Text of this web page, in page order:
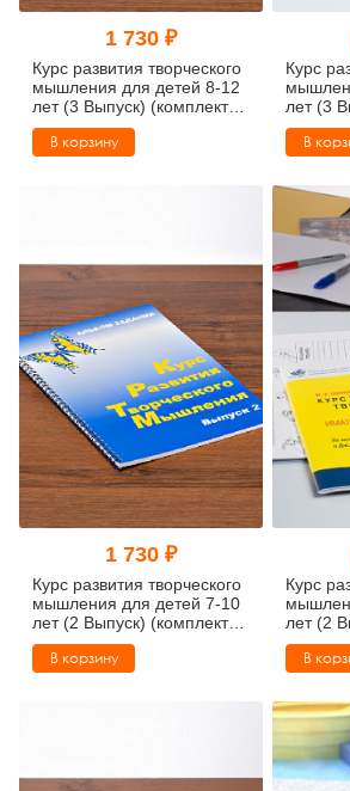
1 730 ₽
Курс развития творческого
мышления для детей 8-12
лет (3 Выпуск) (комплект
ученика)
В корзину
Курс
лет (3
В
1 730 ₽
Курс развития творческого
мышления для детей 7-10
лет (2 Выпуск) (комплект
ученика)
В корзину
Курс
лет (2
В